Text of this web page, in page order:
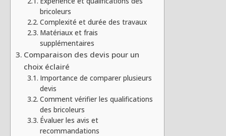
bricoleurs
Complexité et durée des travaux
Matériaux et frais
supplémentaires
Comparaison des devis pour un
choix éclairé
Importance de comparer plusieurs
devis
Comment vérifier les qualifications
des bricoleurs
Évaluer les avis et
recommandations